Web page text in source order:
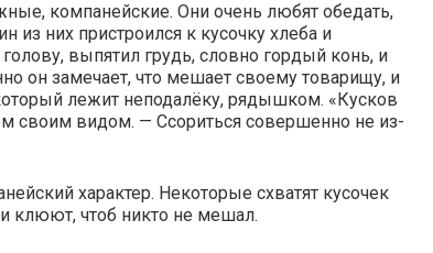
компанейские. Они очень любят обедать,
из них пристроился к кусочку хлеба и
выпятил грудь, словно гордый конь, и
он замечает, что мешает своему товарищу, и
лежит неподалёку, рядышком. «Кусков
своим видом. — Ссориться совершенно не из-
характер. Некоторые схватят кусочек
и клюют, чтоб никто не мешал.